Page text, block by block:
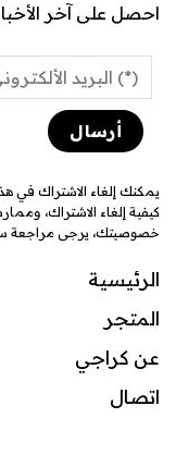
احصل على آخر
يمكنك إلغاء الاشتراك في
كيفية إلغاء الاشتراك،
خصوصيتك، يرجى مراجعة
الرئيسية
المتجر
عن كراجي
اتصال